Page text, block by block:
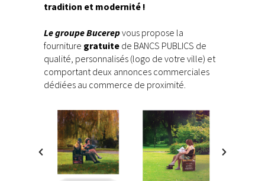
tradition et modernité !
Le groupe Bucerepvous propose la
fourniture gratuite de BANCS PUBLICS de
qualité, personnalisés (logo de votre ville) et
comportant deux annonces commerciales
dédiées au commerce de proximité.